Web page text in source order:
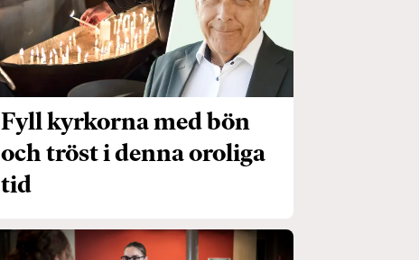
Fyll kyrkorna med bön
och tröst i denna oroliga
tid